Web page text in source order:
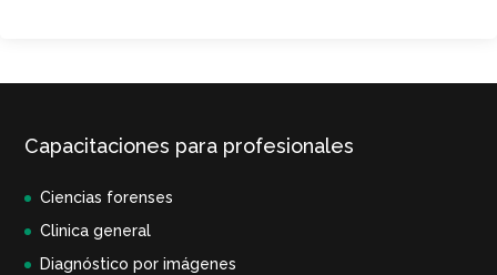
Capacitaciones para profesionales
Ciencias forenses
Clinica general
Diagnóstico por imágenes